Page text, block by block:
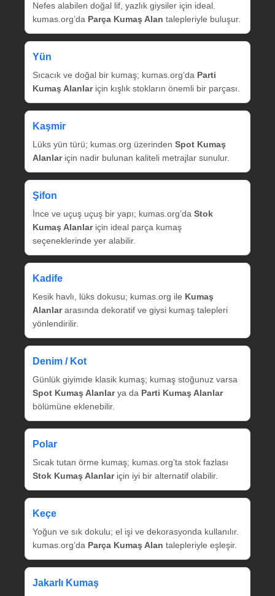
Nefes alabilen doğal lif, yazlık giysiler için ideal.
kumas.org’da Parça Kumaş Alan talepleriyle buluşur.
Yün
Sıcacık ve doğal bir kumaş; kumas.org’da Parti
Kumaş Alanlariçin kışlık stokların önemli bir parçası.
Kaşmir
Lüks yün türü; kumas.org üzerinden Spot Kumaş
Alanlariçin nadir bulunan kaliteli metrajlar sunulur.
Şifon
İnce ve uçuş uçuş bir yapı; kumas.org’da Stok
Kumaş Alanlariçin ideal parça kumaş
seçeneklerinde yer alabilir.
Kadife
Kesik havlı, lüks dokusu; kumas.org ile Kumaş
Alanlararasında dekoratif ve giysi kumaş talepleri
yönlendirilir.
Denim / Kot
Günlük giyimde klasik kumaş; kumaş stoğunuz varsa
Spot Kumaş Alanlarya da Parti Kumaş Alanlar
bölümüne eklenebilir.
Polar
Sıcak tutan örme kumaş; kumas.org’ta stok fazlası
Stok Kumaş Alanlariçin iyi bir alternatif olabilir.
Keçe
Yoğun ve sık dokulu; el işi ve dekorasyonda kullanılır.
kumas.org’da Parça Kumaş Alan talepleriyle eşleşir.
Jakarlı Kumaş